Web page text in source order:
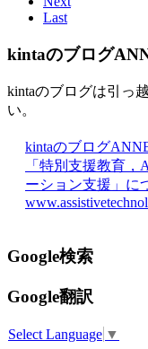
Last
kintaのブログ
kintaのブログは引っ
い。
kintaのブログ
「特別支援教育
ーション支援」に
Google検索
Google翻訳
Select Language ▼